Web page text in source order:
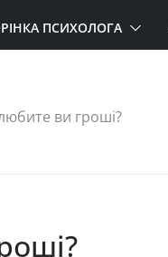
ПСИХОЛОГА
ви гроші?